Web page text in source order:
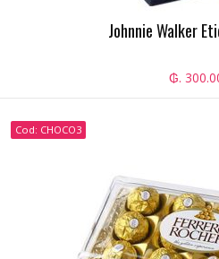
Johnnie Walker
₲.
Cod: CHOCO3